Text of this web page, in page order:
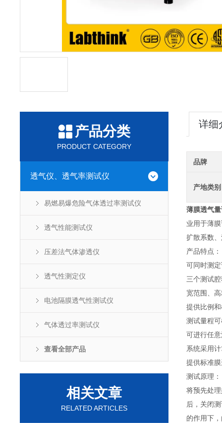
产品分类
PRODUCT CATEGORY
透气仪、透气率测试仪
易燃易爆危险气体透过率测试仪
透气性能测试仪
压差法气体渗透仪
透气性测定仪
电池隔膜透气性测试仪
气体透过率测试仪
查看全部产品
相关文章
RELATED ARTICLES
详细
品牌
产地类别
薄膜透气
业用于薄
扩散系数
产品特点：
可同时测
三个测试
宽范围、
提供比例
测试量程
可进行任
系统采用
提供标准
测试原理：
将预先处
后，关闭
的作用下